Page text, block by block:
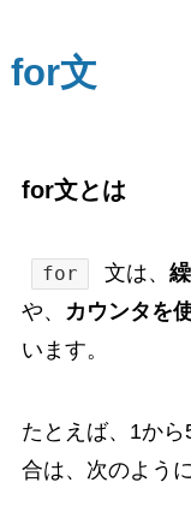
for文
for文とは
for 文は、
や、
カウンタを
います。
たとえば、1か
合は、次のよう